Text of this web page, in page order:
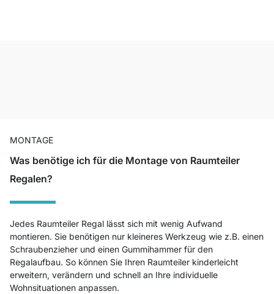
MONTAGE
Was benötige ich für die Montage von Raumteiler
Regalen?
Jedes Raumteiler Regal lässt sich mit wenig Aufwand
montieren. Sie benötigen nur kleineres Werkzeug wie z.B. einen
Schraubenzieher und einen Gummihammer für den
Regalaufbau. So können Sie Ihren Raumteiler kinderleicht
erweitern, verändern und schnell an Ihre individuelle
Wohnsituationen anpassen.